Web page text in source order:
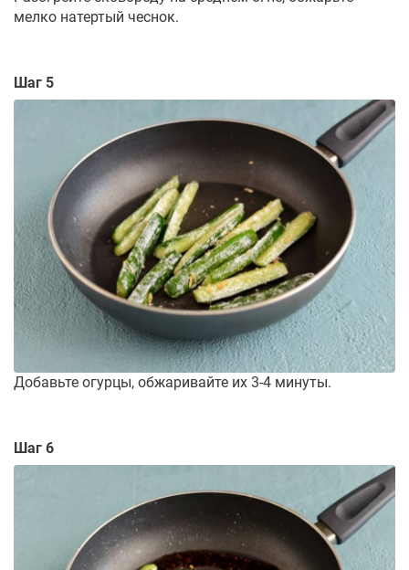
мелко натертый чеснок.
Шаг 5
Добавьте огурцы, обжаривайте их 3-4 минуты.
Шаг 6